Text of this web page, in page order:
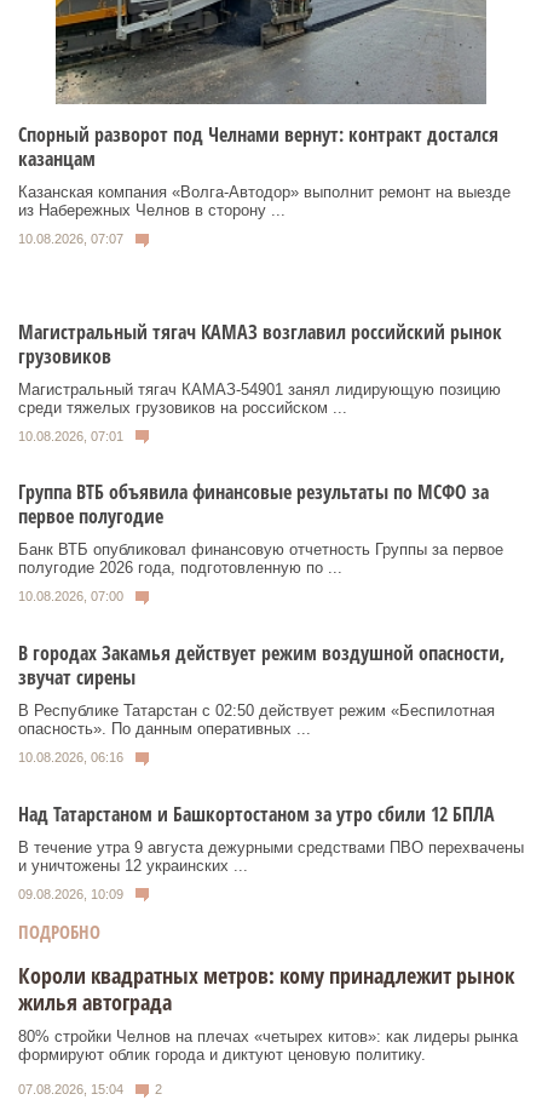
Спорный разворот под Челнами вернут: контракт достался
казанцам
Казанская компания «Волга‑Автодор» выполнит ремонт на выезде
из Набережных Челнов в сторону ...
10.08.2026, 07:07
Магистральный тягач КАМАЗ возглавил российский рынок
грузовиков
Магистральный тягач КАМАЗ-54901 занял лидирующую позицию
среди тяжелых грузовиков на российском ...
10.08.2026, 07:01
Группа ВТБ объявила финансовые результаты по МСФО за
первое полугодие
Банк ВТБ опубликовал финансовую отчетность Группы за первое
полугодие 2026 года, подготовленную по ...
10.08.2026, 07:00
В городах Закамья действует режим воздушной опасности,
звучат сирены
В Республике Татарстан с 02:50 действует режим «Беспилотная
опасность». По данным оперативных ...
10.08.2026, 06:16
Над Татарстаном и Башкортостаном за утро сбили 12 БПЛА
В течение утра 9 августа дежурными средствами ПВО перехвачены
и уничтожены 12 украинских ...
09.08.2026, 10:09
ПОДРОБНО
Короли квадратных метров: кому принадлежит рынок
жилья автограда
80% стройки Челнов на плечах «четырех китов»: как лидеры рынка
формируют облик города и диктуют ценовую политику.
07.08.2026, 15:04 2